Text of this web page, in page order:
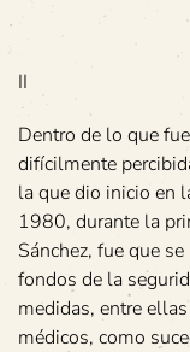
II
Dentro de lo que
difícilmente
la que dio inicio en
1980, durante la
Sánchez, fue que
fondos de la
medidas, entre
médicos, como